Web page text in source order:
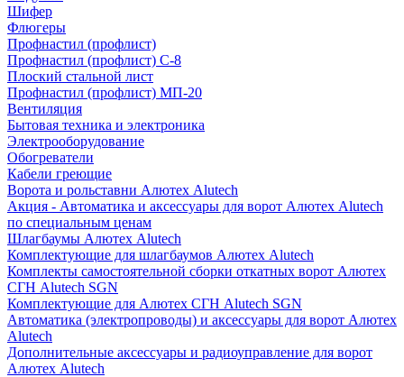
Шифер
Флюгеры
Профнастил (профлист)
Профнастил (профлист) С-8
Плоский стальной лист
Профнастил (профлист) МП-20
Вентиляция
Бытовая техника и электроника
Электрооборудование
Обогреватели
Кабели греющие
Ворота и рольставни Алютех Alutech
Акция - Автоматика и аксессуары для ворот Алютех Alutech
по специальным ценам
Шлагбаумы Алютех Alutech
Комплектующие для шлагбаумов Алютех Alutech
Комплекты самостоятельной сборки откатных ворот Алютех
СГН Alutech SGN
Комплектующие для Алютех СГН Alutech SGN
Автоматика (электропроводы) и аксессуары для ворот Алютех
Alutech
Дополнительные аксессуары и радиоуправление для ворот
Алютех Alutech